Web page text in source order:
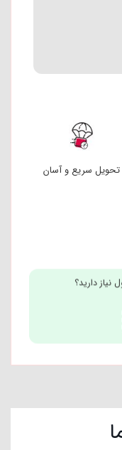
تحویل سریع و آسان
دارید؟